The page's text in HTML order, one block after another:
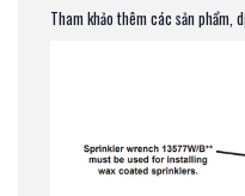
Tham khảo thêm các sản phẩm,